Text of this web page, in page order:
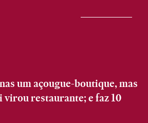
um açougue-boutique, mas
restaurante; e faz 10